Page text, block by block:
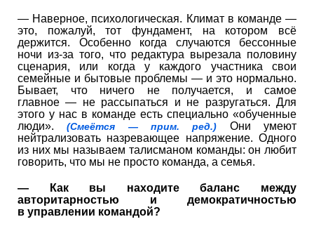
— Наверное, психологическая. Климат в команде —
это, пожалуй, тот фундамент, на котором всё
держится. Особенно когда случаются бессонные
ночи из-за того, что редактура вырезала половину
сценария, или когда у каждого участника свои
семейные и бытовые проблемы — и это нормально.
Бывает, что ничего не получается, и самое
главное — не рассыпаться и не разругаться. Для
этого у нас в команде есть специально «обученные
люди».(Смеётся — прим. ред.) Они умеют
нейтрализовать назревающее напряжение. Одного
из них мы называем талисманом команды: он любит
говорить, что мы не просто команда, а семья.
— Как вы находите баланс между
авторитарностью и демократичностью
в управлении командой?